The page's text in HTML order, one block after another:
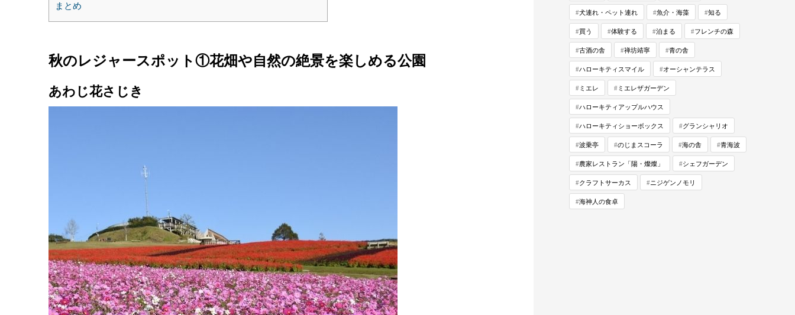
まとめ
秋のレジャースポット①花畑や自然の絶景を楽しめる公園
あわじ花さじき
犬連れ・ペット連れ 魚介・海藻 知る
買う 体験する 泊まる フレンチの森
古酒の舎 禅坊靖寧 青の舎
ハローキティスマイル オーシャンテラス
ミエレ ミエレザガーデン
ハローキティアップルハウス
ハローキティショーボックス グランシャリオ
波乗亭 のじまスコーラ 海の舎 青海波
農家レストラン「陽・燦燦」 シェフガーデン
クラフトサーカス ニジゲンノモリ
海神人の食卓